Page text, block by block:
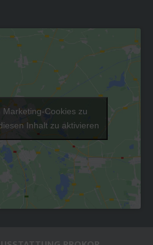
Marketing-Cookies zu
Inhalt zu aktivieren